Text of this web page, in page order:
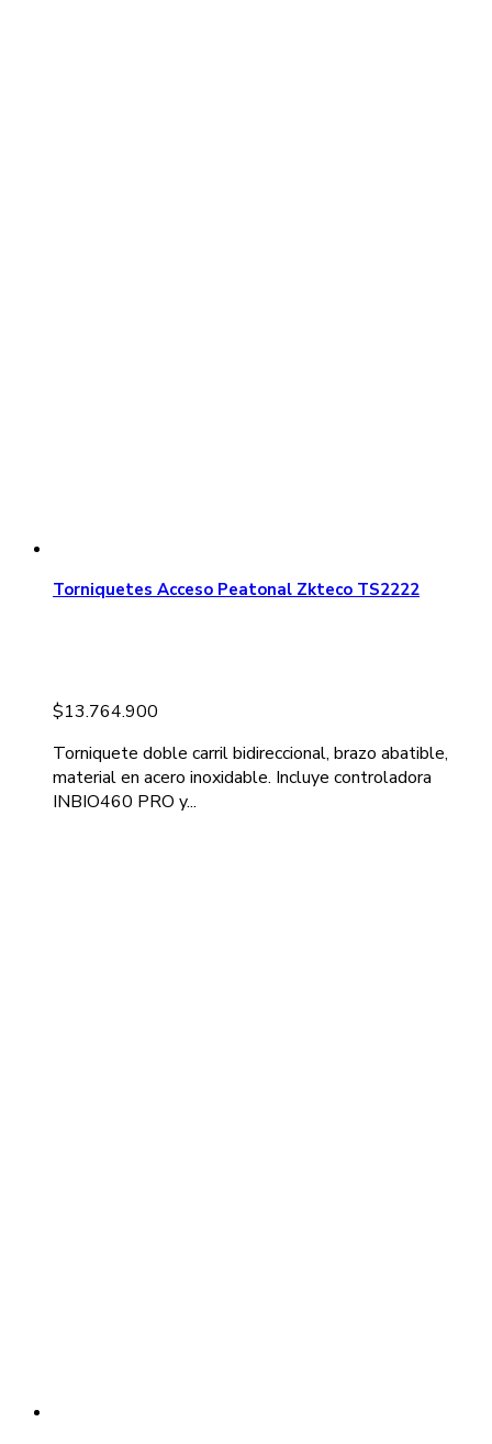
Torniquetes Acceso Peatonal Zkteco TS2222
$13.764.900
Torniquete doble carril bidireccional, brazo abatible,
material en acero inoxidable. Incluye controladora
INBIO460 PRO y...